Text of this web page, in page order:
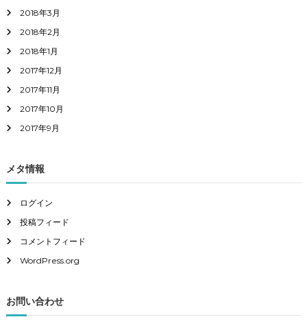
2018年3月
2018年2月
2018年1月
2017年12月
2017年11月
2017年10月
2017年9月
メタ情報
ログイン
投稿フィード
コメントフィード
WordPress.org
お問い合わせ